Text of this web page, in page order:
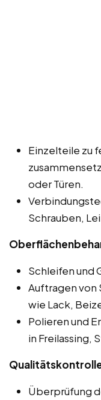
Einzelteile zu
oder Türen.
Schrauben,
Schleifen und
Auftragen von
wie Lack,
Polieren und
in Freilassing,
Überprüfung